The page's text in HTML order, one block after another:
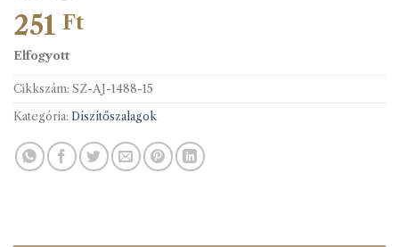
251 Ft
Elfogyott
Cikkszám: SZ-AJ-1488-15
Kategória: Díszítőszalagok